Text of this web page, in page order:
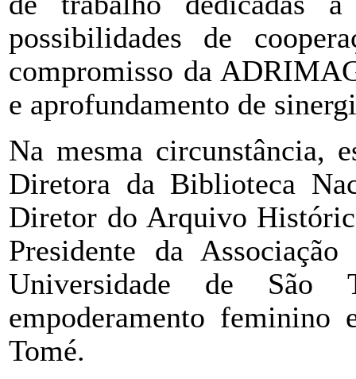
possibilidades de
compromisso da
e aprofundamento de
Na mesma circunstância,
Diretora da Biblioteca
Diretor do Arquivo
Presidente da
Universidade de São
empoderamento
Tomé.